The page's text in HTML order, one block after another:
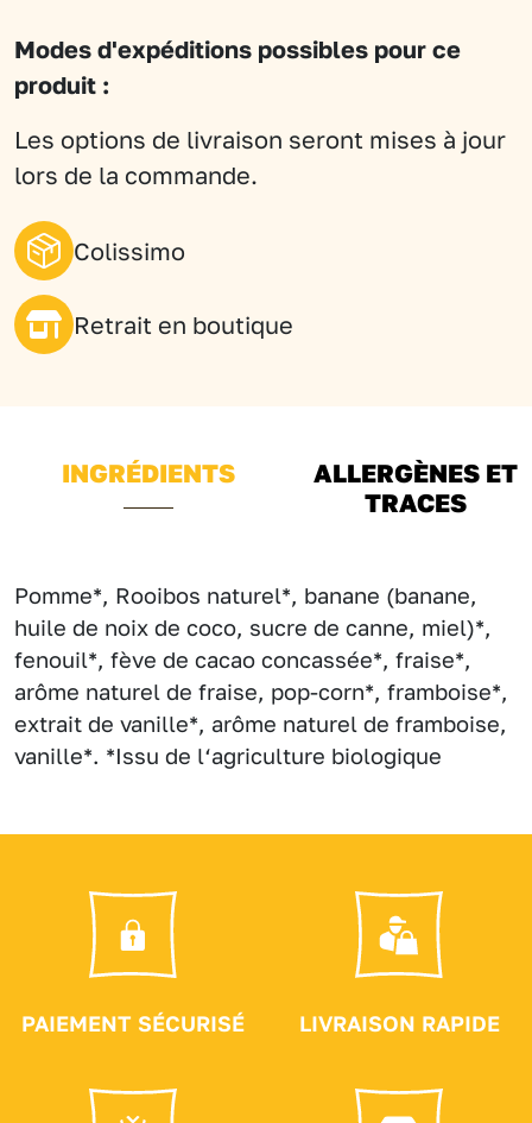
&
du
Mélange
doux
pour
les
enfants
Modes d'expéditions possibles pour ce
produit :
Les options de livraison seront mises à jour
lors de la commande.
Colissimo
Retrait en boutique
INGRÉDIENTS
ALLERGÈNES ET
TRACES
Pomme*, Rooibos naturel*, banane (banane,
huile de noix de coco, sucre de canne, miel)*,
fenouil*, fève de cacao concassée*, fraise*,
arôme naturel de fraise, pop-corn*, framboise*,
extrait de vanille*, arôme naturel de framboise,
vanille*. *Issu de l‘agriculture biologique
PAIEMENT SÉCURISÉ LIVRAISON RAPIDE